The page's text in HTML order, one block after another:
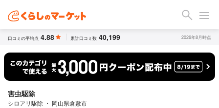
口コミの平均点 4.88 累計口コミ数 40,199 2026年8月時点
害虫駆除
シロアリ駆除 ・ 岡山県倉敷市